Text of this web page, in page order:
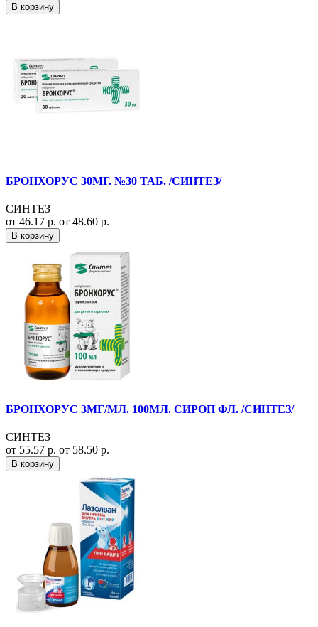
В корзину
БРОНХОРУС 30МГ. №30 ТАБ. /СИНТЕЗ/
СИНТЕЗ
от 46.17 р. от 48.60 р.
В корзину
БРОНХОРУС 3МГ/МЛ. 100МЛ. СИРОП ФЛ. /СИНТЕЗ/
СИНТЕЗ
от 55.57 р. от 58.50 р.
В корзину